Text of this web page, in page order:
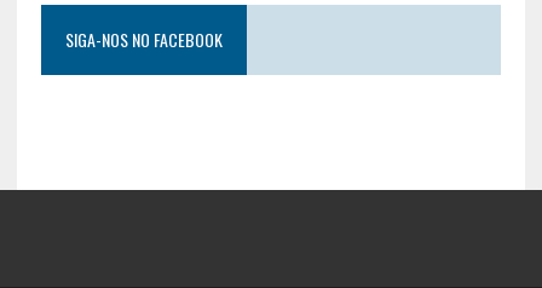
SIGA-NOS NO FACEBOOK